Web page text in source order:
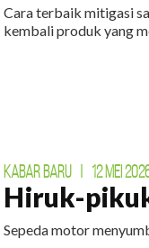
Cara terbaik mitigasi
kembali produk yang
KABAR BARU | 12 MEI
Hiruk-
Sepeda motor